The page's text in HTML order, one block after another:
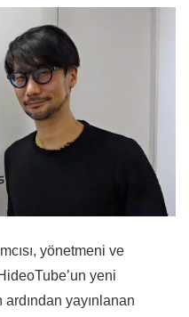
yönetmeni ve
yeni
ardından yayınlanan